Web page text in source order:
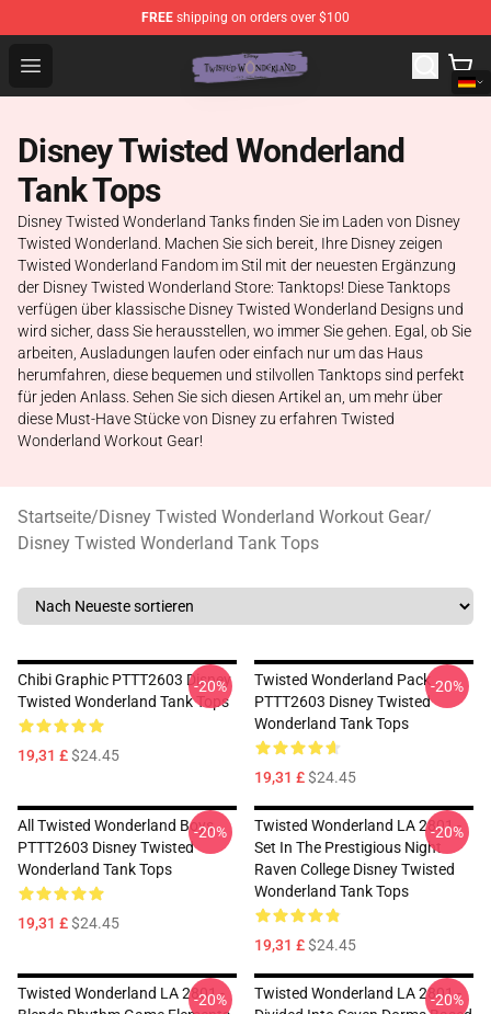
FREE shipping on orders over $100
Open menu
Twisted Wonderland Store - Official Twisted
Disney Twisted Wonderland
Tank Tops
Disney Twisted Wonderland Tanks finden Sie im Laden von Disney
Twisted Wonderland. Machen Sie sich bereit, Ihre Disney zeigen
Twisted Wonderland Fandom im Stil mit der neuesten Ergänzung
der Disney Twisted Wonderland Store: Tanktops! Diese Tanktops
verfügen über klassische Disney Twisted Wonderland Designs und
wird sicher, dass Sie herausstellen, wo immer Sie gehen. Egal, ob Sie
arbeiten, Ausladungen laufen oder einfach nur um das Haus
herumfahren, diese bequemen und stilvollen Tanktops sind perfekt
für jeden Anlass. Sehen Sie sich diesen Artikel an, um mehr über
diese Must-Have Stücke von Disney zu erfahren Twisted
Wonderland Workout Gear!
Startseite/Disney Twisted Wonderland Workout Gear/
Disney Twisted Wonderland Tank Tops
Chibi Graphic PTTT2603 Disney
Twisted Wonderland Tank Tops
19,31 £$24.45
-20%
Twisted Wonderland Pack
PTTT2603 Disney Twisted
Wonderland Tank Tops
19,31 £$24.45
-20%
All Twisted Wonderland Boys
PTTT2603 Disney Twisted
Wonderland Tank Tops
19,31 £$24.45
-20%
Twisted Wonderland LA 2801 -
Set In The Prestigious Night
Raven College Disney Twisted
Wonderland Tank Tops
19,31 £$24.45
-20%
Twisted Wonderland LA 2801 -
-20%
Twisted Wonderland LA 2801 -
-20%